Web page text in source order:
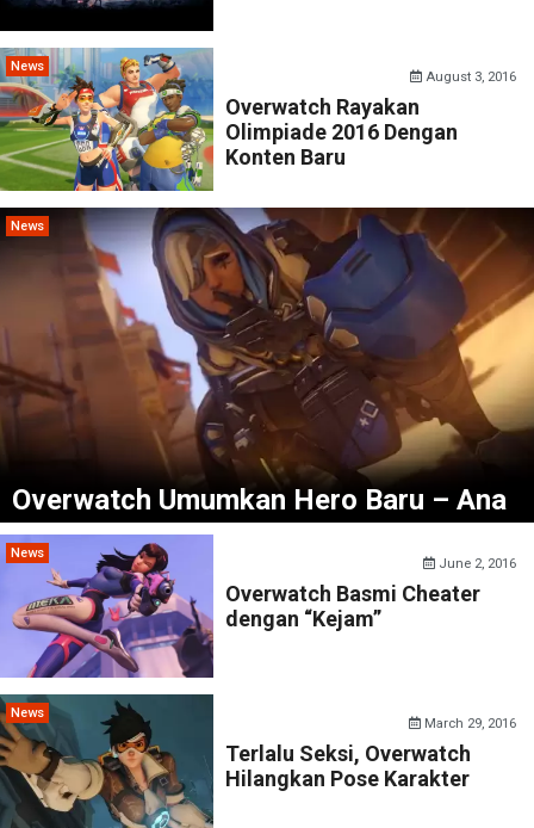
News
August 3, 2016
Overwatch Rayakan
Olimpiade 2016 Dengan
Konten Baru
News
Overwatch Umumkan Hero Baru – Ana
News
June 2, 2016
Overwatch Basmi Cheater
dengan “Kejam”
News
March 29, 2016
Terlalu Seksi, Overwatch
Hilangkan Pose Karakter